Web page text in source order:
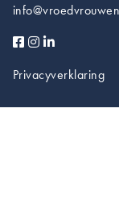
Privacyverklaring